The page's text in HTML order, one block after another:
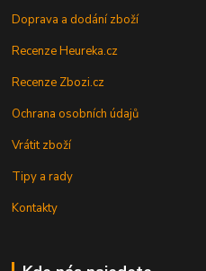
Doprava a dodání zboží
Recenze Heureka.cz
Recenze Zbozi.cz
Ochrana osobních údajů
Vrátit zboží
Tipy a rady
Kontakty